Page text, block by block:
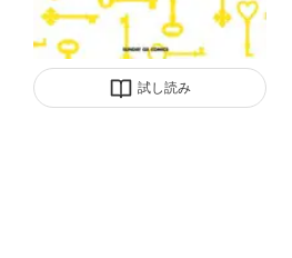
試し読み